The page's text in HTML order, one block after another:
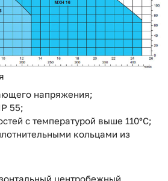
напряжения;
55;
с температурой выше 110°C;
кольцами из